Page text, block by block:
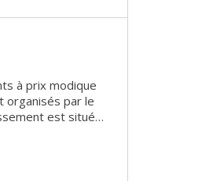
à prix modique
organisés par le
Super C, Maxi,
pharmacies,